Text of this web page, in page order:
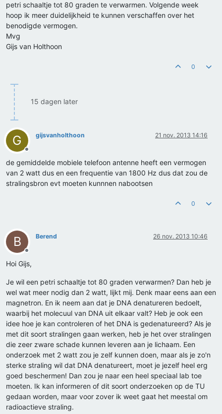
petri schaaltje tot 80 graden te verwarmen. Volgende week
hoop ik meer duidelijkheid te kunnen verschaffen over het
benodigde vermogen.
Mvg
Gijs van Holthoon
0
15 dagen later
G
Offline
gijsvanholthoon 21 nov. 2013 14:16
de gemiddelde mobiele telefoon antenne heeft een vermogen
van 2 watt dus en een frequentie van 1800 Hz dus dat zou de
stralingsbron evt moeten kunnnen nabootsen
0
B
Offline
Berend 26 nov. 2013 10:46
Hoi Gijs,
Je wil een petri schaaltje tot 80 graden verwarmen? Dan heb je
wel wat meer nodig dan 2 watt, lijkt mij. Denk maar eens aan een
magnetron. En ik neem aan dat je DNA denatureren bedoelt,
waarbij het molecuul van DNA uit elkaar valt? Heb je ook een
idee hoe je kan controleren of het DNA is gedenatureerd? Als je
met dit soort stralingen gaan werken, heb je het over stralingen
die zeer zware schade kunnen leveren aan je lichaam. Een
onderzoek met 2 watt zou je zelf kunnen doen, maar als je zo'n
sterke straling wil dat DNA denatureert, moet je jezelf heel erg
goed beschermen! Dan zou je naar een heel speciaal lab toe
moeten. Ik kan informeren of dit soort onderzoeken op de TU
gedaan worden, maar voor zover ik weet gaat het meestal om
radioactieve straling.